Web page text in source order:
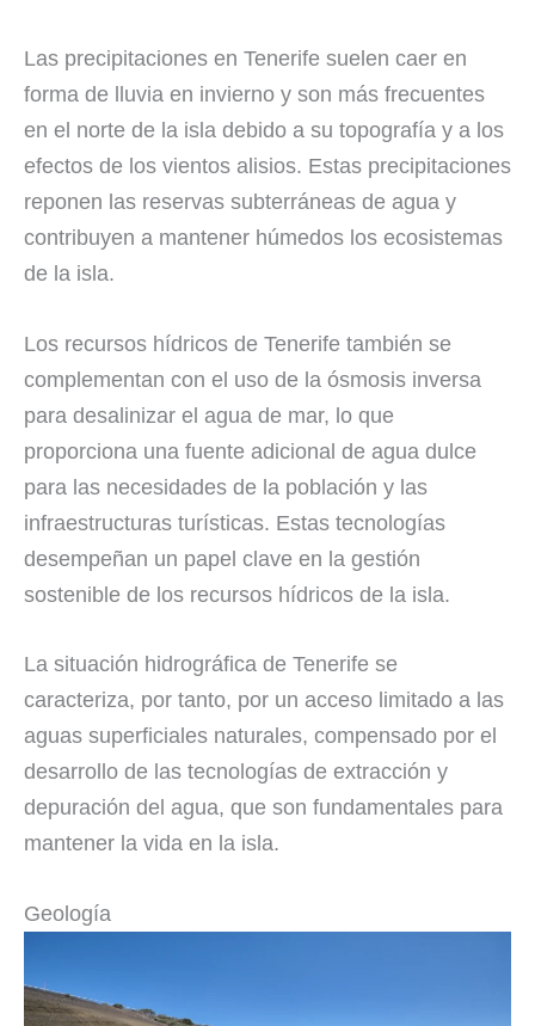
Las precipitaciones en Tenerife suelen caer en
forma de lluvia en invierno y son más frecuentes
en el norte de la isla debido a su topografía y a los
efectos de los vientos alisios. Estas precipitaciones
reponen las reservas subterráneas de agua y
contribuyen a mantener húmedos los ecosistemas
de la isla.
Los recursos hídricos de Tenerife también se
complementan con el uso de la ósmosis inversa
para desalinizar el agua de mar, lo que
proporciona una fuente adicional de agua dulce
para las necesidades de la población y las
infraestructuras turísticas. Estas tecnologías
desempeñan un papel clave en la gestión
sostenible de los recursos hídricos de la isla.
La situación hidrográfica de Tenerife se
caracteriza, por tanto, por un acceso limitado a las
aguas superficiales naturales, compensado por el
desarrollo de las tecnologías de extracción y
depuración del agua, que son fundamentales para
mantener la vida en la isla.
Geología